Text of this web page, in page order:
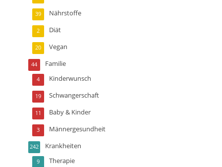
Nährstoffe
39
Diät
2
Vegan
20
Familie
44
Kinderwunsch
4
Schwangerschaft
19
Baby & Kinder
11
Männergesundheit
3
Krankheiten
242
Therapie
9